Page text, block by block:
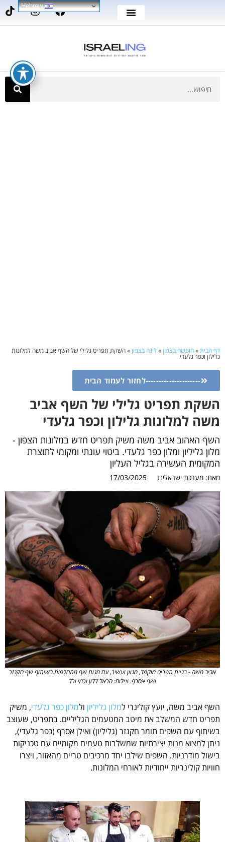
דף הבית»חופשה בצפון»לינה בצפון»השקת תפריט גלילי של השף אביב משה למלונות
גלילון וכפר גלעדי
---------------------לחזור לעמוד הבית
השקת תפריט גלילי של השף אביב
משה למלונות גלילון וכפר גלעדי
השף האהוב אביב משה משיק תפריט חדש במלונות הצפון -
מלון גליליון ומלון כפר גלעדי. ביטוי עונתי ומקומי לתוצרת
המקומית העשירה בגליל העליון
מאת: מערכת ישראלינג 17/03/2025
אביב משה - בניית תפריט מוקפד, מגוון ועשיר, עם מנות שף מתחלפות.בשיתוף שף חקנזר
ושף אסרף. צילום: הראל דדון ורמי ורד
השף אביב משה, יועץ קולינרי למלון גליליון ולמלון כפר גלעדי, משיק
תפריט חדש המשלב את מיטב המטעמים הגליליים. בתפריט, שעוצב
בשיתוף עם השפים תומר חקנזר (גליליון) ואילן אסרף (כפר גלעדי),
ניתן למצוא מנות יצירתיות שמשלבות טעמים מקומיים עם טכניקות
בישול מודרניות. השפים שילבו יחד מרכיבים טריים מהאזור, ויצרו
חוויות קולינריות ייחודיות לאורחי המלונות.
Hebrew